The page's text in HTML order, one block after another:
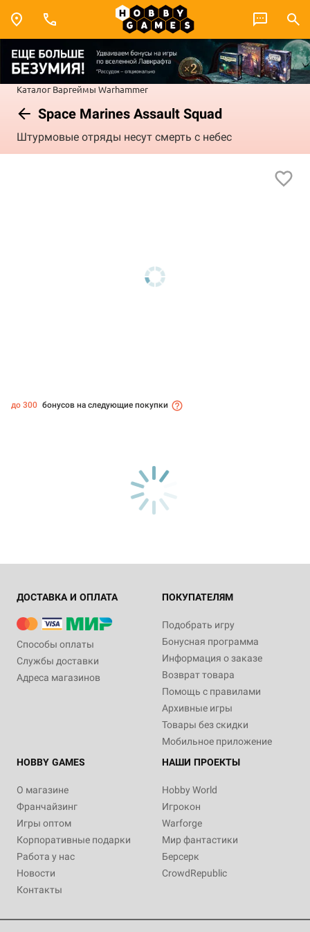
Каталог Варгеймы Warhammer
Space Marines Assault Squad
Штурмовые отряды несут смерть с небес
до 300 бонусов на следующие покупки
ДОСТАВКА И ОПЛАТА
Способы оплаты
Службы доставки
Адреса магазинов
ПОКУПАТЕЛЯМ
Подобрать игру
Бонусная программа
Информация о заказе
Возврат товара
Помощь с правилами
Архивные игры
Товары без скидки
Мобильное приложение
HOBBY GAMES
О магазине
Франчайзинг
Игры оптом
Корпоративные подарки
Работа у нас
Новости
Контакты
НАШИ ПРОЕКТЫ
Hobby World
Игрокон
Warforge
Мир фантастики
Берсерк
CrowdRepublic